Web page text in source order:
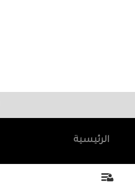
الرئيسية